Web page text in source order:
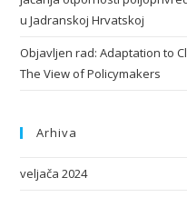
u Jadranskoj Hrvatskoj
Objavljen rad: Adaptation to
The View of Policymakers
Arhiva
veljača 2024